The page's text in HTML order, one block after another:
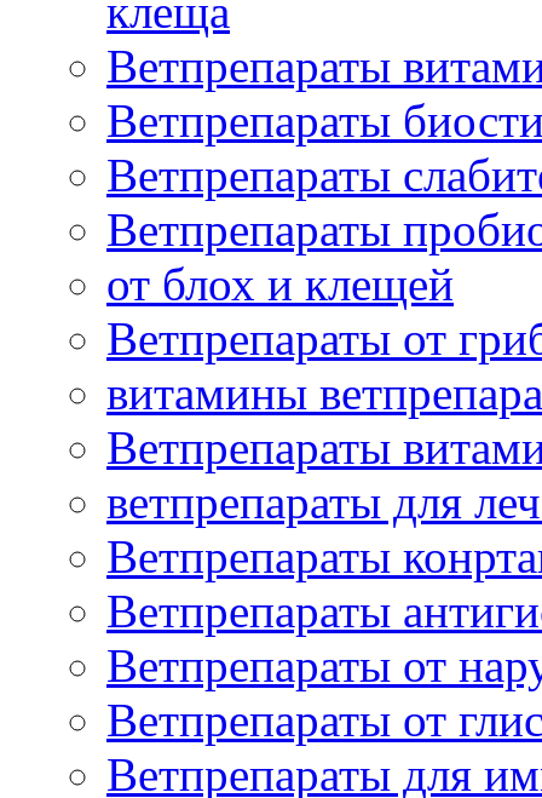
клеща
Ветпрепараты
Ветпрепараты
Ветпрепараты
Ветпрепараты
от блох и клещей
Ветпрепараты от
витамины
Ветпрепараты
ветпрепараты для
Ветпрепараты
Ветпрепараты
Ветпрепараты от
Ветпрепараты от
Ветпрепараты для